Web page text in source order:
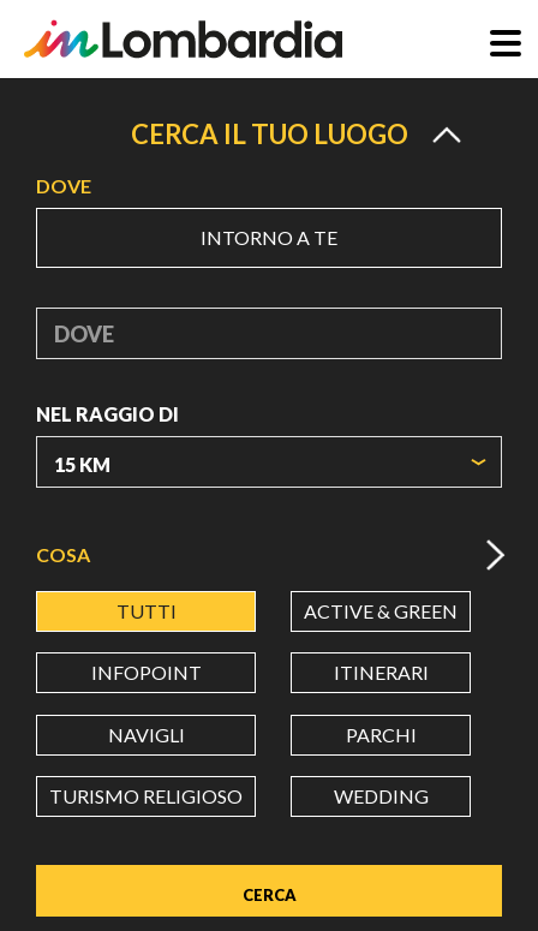
principale
CERCA IL TUO LUOGO
DOVE
INTORNO A TE
DOVE
NEL RAGGIO DI
LATITUDINE
LONGITUDINE
Value in decimal degrees. Use dot (.) as decimal separator.
COSA
TUTTI ACTIVE & GREEN
INFOPOINT ITINERARI
NAVIGLI PARCHI
TURISMO RELIGIOSO WEDDING